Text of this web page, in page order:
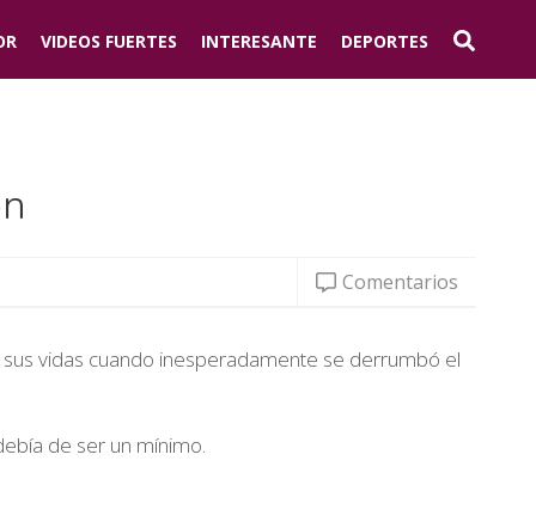
VIDEOS FUERTES INTERESANTE DEPORTES
Comentarios
vidas cuando inesperadamente se derrumbó el
de ser un mínimo.